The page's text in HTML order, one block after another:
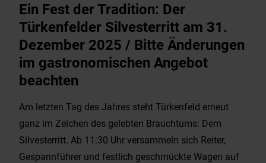
Ein Fest der Tradition: Der
Türkenfelder Silvesterritt am 31.
Dezember 2025 / Bitte Änderungen
im gastronomischen Angebot
beachten
Am letzten Tag des Jahres steht Türkenfeld erneut
ganz im Zeichen des gelebten Brauchtums: Dem
Silvesterritt. Ab 11:30 Uhr versammeln sich Reiter,
Gespannführer und festlich geschmückte Wagen auf